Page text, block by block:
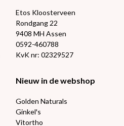
Etos Kloosterveen
Rondgang 22
9408 MH Assen
0592-460788
KvK nr: 02329527
Nieuw in de webshop
Golden Naturals
Ginkel's
Vitortho